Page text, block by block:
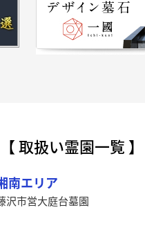
【 取扱い霊園一覧 】
南エリア
沢市営大庭台墓園